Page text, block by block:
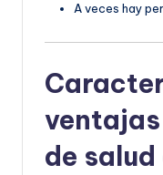
A veces hay
ventajas
de